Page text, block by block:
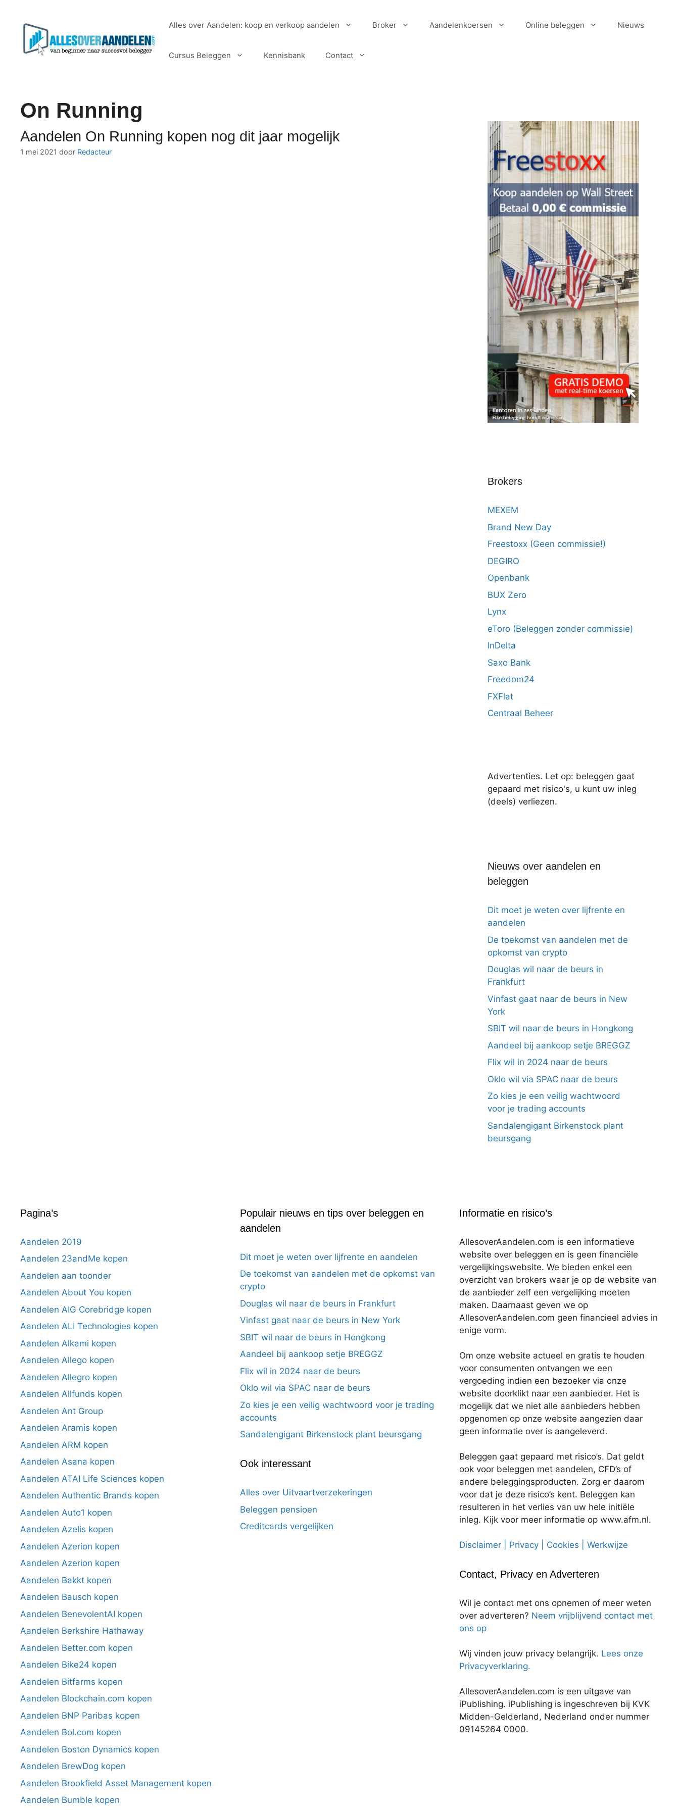
Alles over Aandelen: koop en verkoop aandelen Broker Aandelenkoersen Online beleggen Nieuws
Cursus Beleggen Kennisbank Contact
On Running
Aandelen On Running kopen nog dit jaar mogelijk
1 mei 2021 door Redacteur
Brokers
MEXEM
Brand New Day
Freestoxx (Geen commissie!)
DEGIRO
Openbank
BUX Zero
Lynx
eToro (Beleggen zonder commissie)
InDelta
Saxo Bank
Freedom24
FXFlat
Centraal Beheer
Advertenties. Let op: beleggen gaat
gepaard met risico's, u kunt uw inleg
(deels) verliezen.
Nieuws over aandelen en
beleggen
Dit moet je weten over lijfrente en
aandelen
De toekomst van aandelen met de
opkomst van crypto
Douglas wil naar de beurs in
Frankfurt
Vinfast gaat naar de beurs in New
York
SBIT wil naar de beurs in Hongkong
Aandeel bij aankoop setje BREGGZ
Flix wil in 2024 naar de beurs
Oklo wil via SPAC naar de beurs
Zo kies je een veilig wachtwoord
voor je trading accounts
Sandalengigant Birkenstock plant
beursgang
Pagina’s
Aandelen 2019
Aandelen 23andMe kopen
Aandelen aan toonder
Aandelen About You kopen
Aandelen AIG Corebridge kopen
Aandelen ALI Technologies kopen
Aandelen Alkami kopen
Aandelen Allego kopen
Aandelen Allegro kopen
Aandelen Allfunds kopen
Aandelen Ant Group
Aandelen Aramis kopen
Aandelen ARM kopen
Aandelen Asana kopen
Aandelen ATAI Life Sciences kopen
Aandelen Authentic Brands kopen
Aandelen Auto1 kopen
Aandelen Azelis kopen
Aandelen Azerion kopen
Aandelen Azerion kopen
Aandelen Bakkt kopen
Aandelen Bausch kopen
Aandelen BenevolentAI kopen
Aandelen Berkshire Hathaway
Aandelen Better.com kopen
Aandelen Bike24 kopen
Aandelen Bitfarms kopen
Aandelen Blockchain.com kopen
Aandelen BNP Paribas kopen
Aandelen Bol.com kopen
Aandelen Boston Dynamics kopen
Aandelen BrewDog kopen
Aandelen Brookfield Asset Management kopen
Aandelen Bumble kopen
Populair nieuws en tips over beleggen en
aandelen
Dit moet je weten over lijfrente en aandelen
De toekomst van aandelen met de opkomst van
crypto
Douglas wil naar de beurs in Frankfurt
Vinfast gaat naar de beurs in New York
SBIT wil naar de beurs in Hongkong
Aandeel bij aankoop setje BREGGZ
Flix wil in 2024 naar de beurs
Oklo wil via SPAC naar de beurs
Zo kies je een veilig wachtwoord voor je trading
accounts
Sandalengigant Birkenstock plant beursgang
Ook interessant
Alles over Uitvaartverzekeringen
Beleggen pensioen
Creditcards vergelijken
Informatie en risico’s
AllesoverAandelen.com is een informatieve
website over beleggen en is geen financiële
vergelijkingswebsite. We bieden enkel een
overzicht van brokers waar je op de website van
de aanbieder zelf een vergelijking moeten
maken. Daarnaast geven we op
AllesoverAandelen.com geen financieel advies in
enige vorm.
Om onze website actueel en gratis te houden
voor consumenten ontvangen we een
vergoeding indien een bezoeker via onze
website doorklikt naar een aanbieder. Het is
mogelijk dat we niet alle aanbieders hebben
opgenomen op onze website aangezien daar
geen informatie over is aangeleverd.
Beleggen gaat gepaard met risico’s. Dat geldt
ook voor beleggen met aandelen, CFD’s of
andere beleggingsproducten. Zorg er daarom
voor dat je deze risico’s kent. Beleggen kan
resulteren in het verlies van uw hele initiële
inleg. Kijk voor meer informatie op www.afm.nl.
Disclaimer | Privacy | Cookies | Werkwijze
Contact, Privacy en Adverteren
Wil je contact met ons opnemen of meer weten
over adverteren? Neem vrijblijvend contact met
ons op
Wij vinden jouw privacy belangrijk. Lees onze
Privacyverklaring.
AllesoverAandelen.com is een uitgave van
iPublishing. iPublishing is ingeschreven bij KVK
Midden-Gelderland, Nederland onder nummer
09145264 0000.